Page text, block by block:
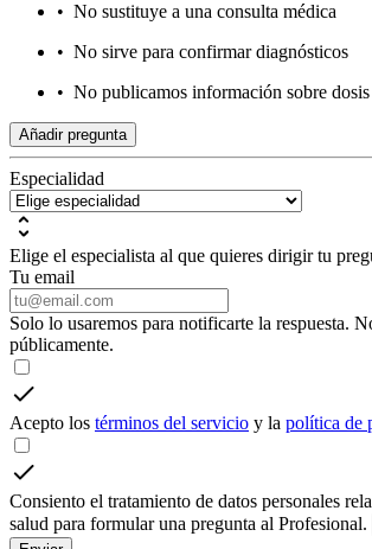
• No sustituye a una consulta médica
• No sirve para confirmar diagnósticos
• No publicamos información sobre
Añadir pregunta
Especialidad
Elige el especialista al que quieres dirigir tu
Tu email
Solo lo usaremos para notificarte la respuesta.
públicamente.
Acepto los términos del servicio y la política de
Consiento el tratamiento de datos personales
salud para formular una pregunta al Profesional.